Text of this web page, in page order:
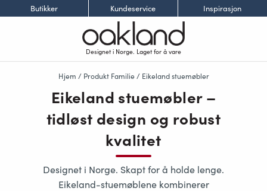
Butikker Kundeservice Inspirasjon
Designet i Norge. Laget for å vare
Hjem / Produkt Familie / Eikeland stuemøbler
Eikeland stuemøbler –
tidløst design og robust
kvalitet
Designet i Norge. Skapt for å holde lenge.
Eikeland-stuemøblene kombinerer